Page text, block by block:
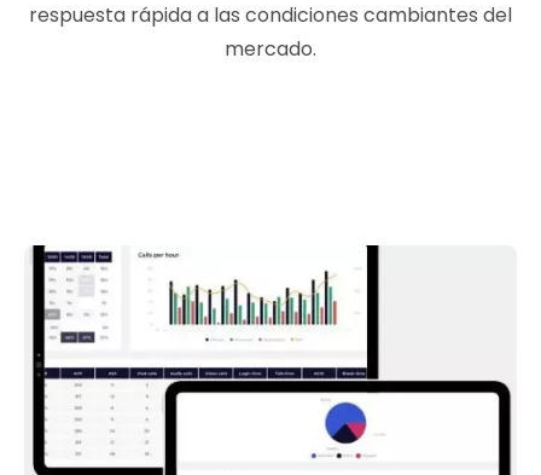
respuesta rápida a las condiciones cambiantes del
mercado.